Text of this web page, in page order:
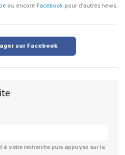
ou encore Facebook pour d'autres news.
sur Facebook
à votre recherche puis appuyez sur la